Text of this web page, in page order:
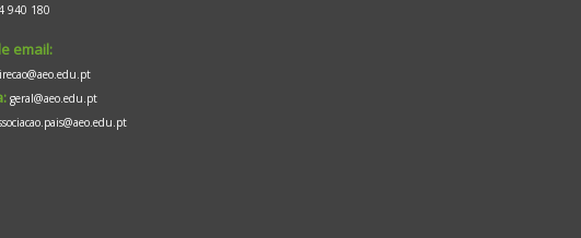
940 180
email:
geral@aeo.edu.pt